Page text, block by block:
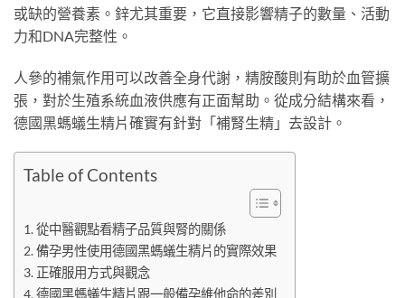
或缺的營養素。鋅尤其重要，它直接影響精子的數量、活動
力和DNA完整性。
人參的補氣作用可以改善全身代謝，精胺酸則有助於血管擴
張，對於生殖系統血液供應有正面幫助。從成分結構來看，
德國黑螞蟻生精片確實有針對「補腎生精」去設計。
Table of Contents
從中醫觀點看精子品質與腎的關係
備孕男性使用德國黑螞蟻生精片的實際效果
正確服用方式與觀念
德國黑螞蟻生精片跟一般備孕維他命的差別